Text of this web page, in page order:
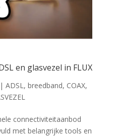
en glasvezel in FLUX
| ADSL, breedband, COAX,
connectiviteitaanbod
met belangrijke tools en